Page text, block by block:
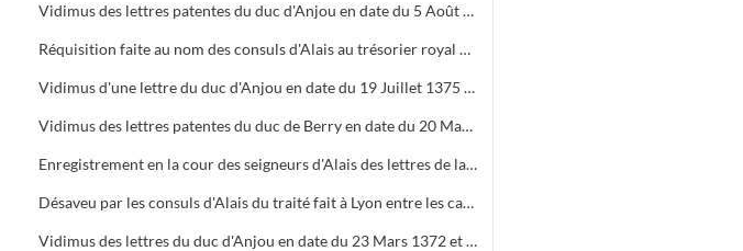
Vidimus des lettres patentes du duc d'Anjou en date du 5 Août 1376 qui ordonnent la levée de deux francs d'or par feu dans toute la sénéchaussée de Beaucaire et Nîmes
Réquisition faite au nom des consuls d'Alais au trésorier royal de Nîmes de se désister de la demande qu'il faisait des arrérages de subside dus par la Ville d'Alais, étant donné la remise qui lui avait été faite par le roi
Vidimus d'une lettre du duc d'Anjou en date du 19 Juillet 1375 relative aux subsides réclamés pour la guerre entre la France et l'Angleterre et la lutte contre les routiers
Vidimus des lettres patentes du duc de Berry en date du 20 Mars 1381 portant création d'un subside d'un franc d'or et demi par feu dans la sénéchaussée de Beaucaire et Nîmes
Enregistrement en la cour des seigneurs d'Alais des lettres de la chambre des comptes de Paris sur la réparation des feux et d'un rouleau contenant la répartition de 280 feux recensés dans la ville et viguerie d'Alais
Désaveu par les consuls d'Alais du traité fait à Lyon entre les capitouls de Toulouse et les membres du Grand Conseil par lequel ceux de Toulouse avaient offert au roi 80.000 francs d'or payables par les sénéchaussées de Toulouse, Carcassonne et Beaucaire
Vidimus des lettres du duc d'Anjou en date du 23 Mars 1372 et du 4 Avril 1373 portant remise des décimes des clameurs du Petit Scel de Montpellier